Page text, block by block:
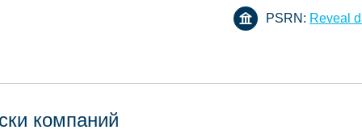
PSRN: Reveal
компаний